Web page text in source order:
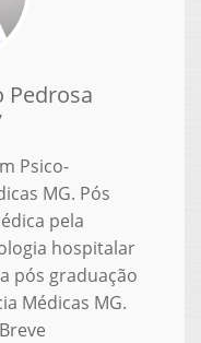
Pedrosa
Psico-
MG. Pós
pela
hospitalar
pós graduação
Médicas MG.